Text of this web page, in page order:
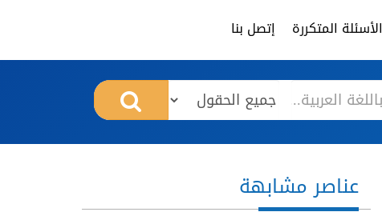
الأسئلة المتكررة إتصل بنا
عناصر مشابهة